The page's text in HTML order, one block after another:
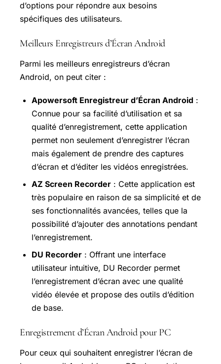
d’options pour répondre aux besoins
spécifiques des utilisateurs.
Meilleurs Enregistreurs d’Écran Android
Parmi les meilleurs enregistreurs d’écran
Android, on peut citer :
Apowersoft Enregistreur d’Écran Android :
Connue pour sa facilité d’utilisation et sa
qualité d’enregistrement, cette application
permet non seulement d’enregistrer l’écran
mais également de prendre des captures
d’écran et d’éditer les vidéos enregistrées.
AZ Screen Recorder : Cette application est
très populaire en raison de sa simplicité et de
ses fonctionnalités avancées, telles que la
possibilité d’ajouter des annotations pendant
l’enregistrement.
DU Recorder : Offrant une interface
utilisateur intuitive, DU Recorder permet
l’enregistrement d’écran avec une qualité
vidéo élevée et propose des outils d’édition
de base.
Enregistrement d’Écran Android pour PC
Pour ceux qui souhaitent enregistrer l’écran de